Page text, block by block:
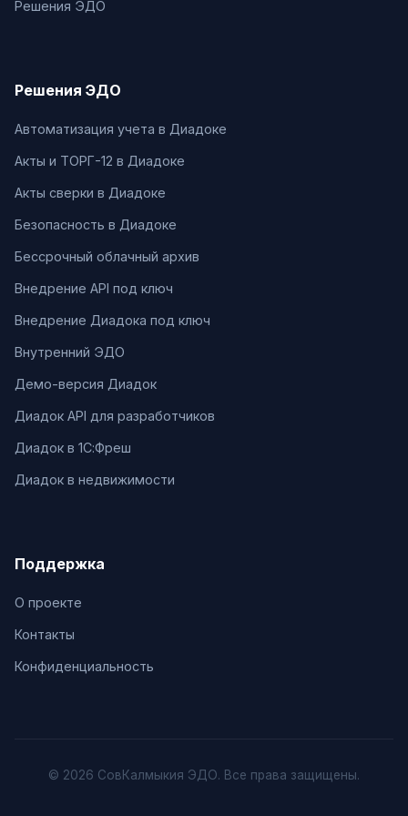
Решения ЭДО
Решения ЭДО
Автоматизация учета в Диадоке
Акты и ТОРГ-12 в Диадоке
Акты сверки в Диадоке
Безопасность в Диадоке
Бессрочный облачный архив
Внедрение API под ключ
Внедрение Диадока под ключ
Внутренний ЭДО
Демо-версия Диадок
Диадок API для разработчиков
Диадок в 1С:Фреш
Диадок в недвижимости
Поддержка
О проекте
Контакты
Конфиденциальность
© 2026 СовКалмыкия ЭДО. Все права защищены.